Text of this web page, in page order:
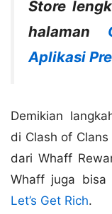
Store
halaman
Aplikasi
Demikian
di Clash of
dari Whaff
Whaff juga bisa
Let’s Get Rich.